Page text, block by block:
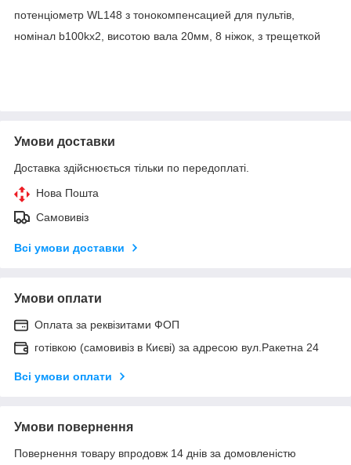
потенціометр WL148 з тонокомпенсацией для пультів,
номінал b100kx2, висотою вала 20мм, 8 ніжок, з трещеткой
Умови доставки
Доставка здійснюється тільки по передоплаті.
Нова Пошта
Самовивіз
Всі умови доставки
Умови оплати
Оплата за реквізитами ФОП
готівкою (самовивіз в Києві) за адресою вул.Ракетна 24
Всі умови оплати
Умови повернення
Повернення товару впродовж 14 днів за домовленістю